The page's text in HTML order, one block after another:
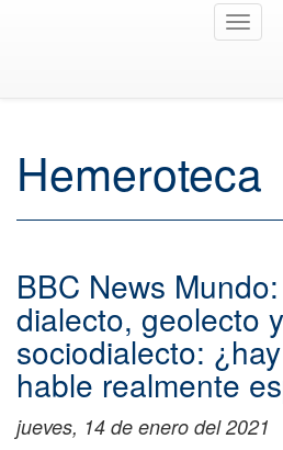
Toggle
Hemeroteca
BBC News
dialecto, geolecto y
sociodialecto:
hable realmente
jueves, 14 de enero del 2021